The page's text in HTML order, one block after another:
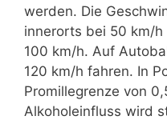
werden. Die
innerorts bei 50 km/
100 km/h. Auf
120 km/h fahren. In
Promillegrenze von
Alkoholeinfluss wird